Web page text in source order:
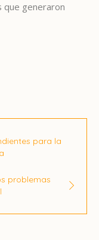
que generaron
para la
problemas